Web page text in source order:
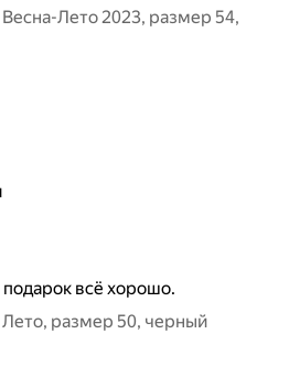
Лето 2023, размер 54,
подарок всё хорошо.
размер 50, черный